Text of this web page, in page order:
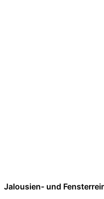
Jalousien- und